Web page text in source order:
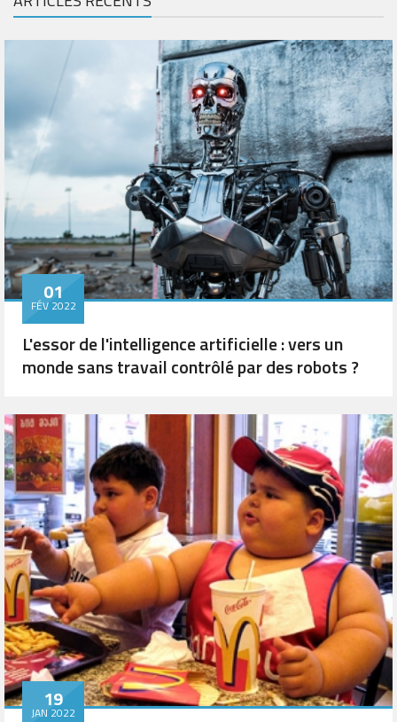
01
FÉV 2022
L'essor de l'intelligence artificielle : vers un
monde sans travail contrôlé par des robots ?
19
JAN 2022